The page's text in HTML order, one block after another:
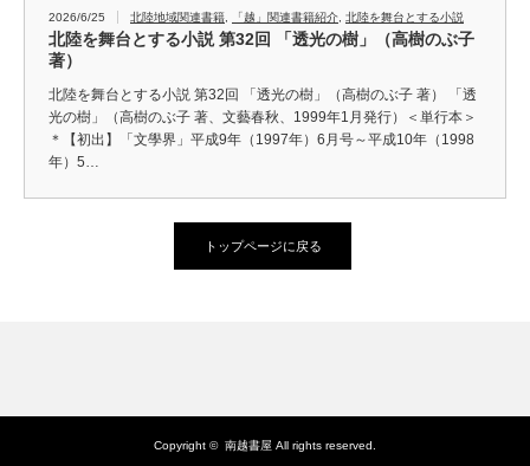
2026/6/25 北陸地域関連書籍 「越」関連書籍紹介 北陸を舞台とする小説
北陸を舞台とする小説 第32回 「透光の樹」（高樹のぶ子
著）
北陸を舞台とする小説 第32回 「透光の樹」（高樹のぶ子 著） 「透
光の樹」（高樹のぶ子 著、文藝春秋、1999年1月発行）＜単行本＞
＊【初出】「文學界」平成9年（1997年）6月号～平成10年（1998
年）5…
トップページに戻る
Copyright © 南越書屋 All rights reserved.